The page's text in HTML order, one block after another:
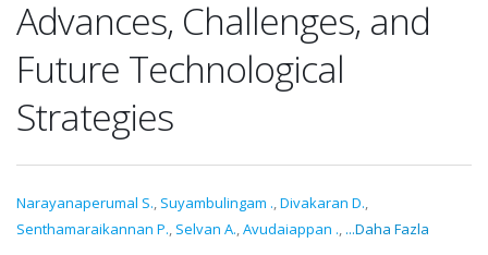
Advances, Challenges, and
Future Technological
Strategies
Narayanaperumal S., Suyambulingam .,Divakaran D.,
Senthamaraikannan P., Selvan A.,Avudaiappan ., ...Daha Fazla